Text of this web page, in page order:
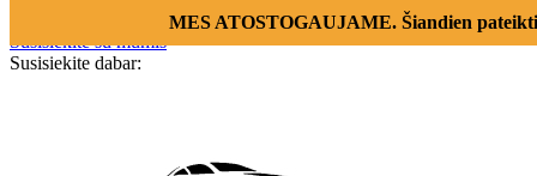
MES ATOSTOGAUJAME. Šiandien
Susisiekite su mumis
Susisiekite dabar: